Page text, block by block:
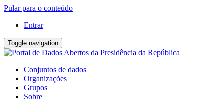
Pular para o conteúdo
Entrar
Toggle navigation
Conjuntos de dados
Organizações
Grupos
Sobre